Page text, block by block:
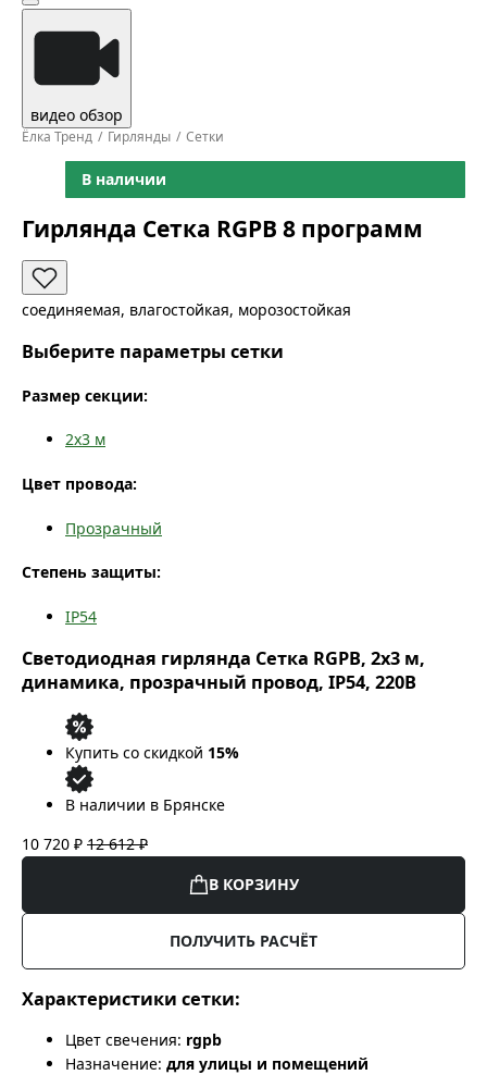
видео обзор
Ёлка Тренд Гирлянды Сетки
В наличии
Гирлянда Сетка RGPB 8 программ
соединяемая, влагостойкая, морозостойкая
Выберите параметры сетки
Размер секции:
2x3 м
Цвет провода:
Прозрачный
Степень защиты:
IP54
Светодиодная гирлянда Сетка RGPB, 2x3 м,
динамика, прозрачный провод, IP54, 220В
Купить со скидкой 15%
В наличии в Брянске
10 720 ₽ 12 612 ₽
В КОРЗИНУ
ПОЛУЧИТЬ РАСЧЁТ
Характеристики сетки:
Цвет свечения: rgpb
Назначение: для улицы и помещений